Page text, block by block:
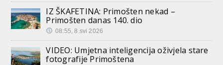
IZ ŠKAFETINA: Primošten nekad –
Primošten danas 140. dio
08:55, 8.svi 2026
VIDEO: Umjetna inteligencija oživjela stare
fotografije Primoštena